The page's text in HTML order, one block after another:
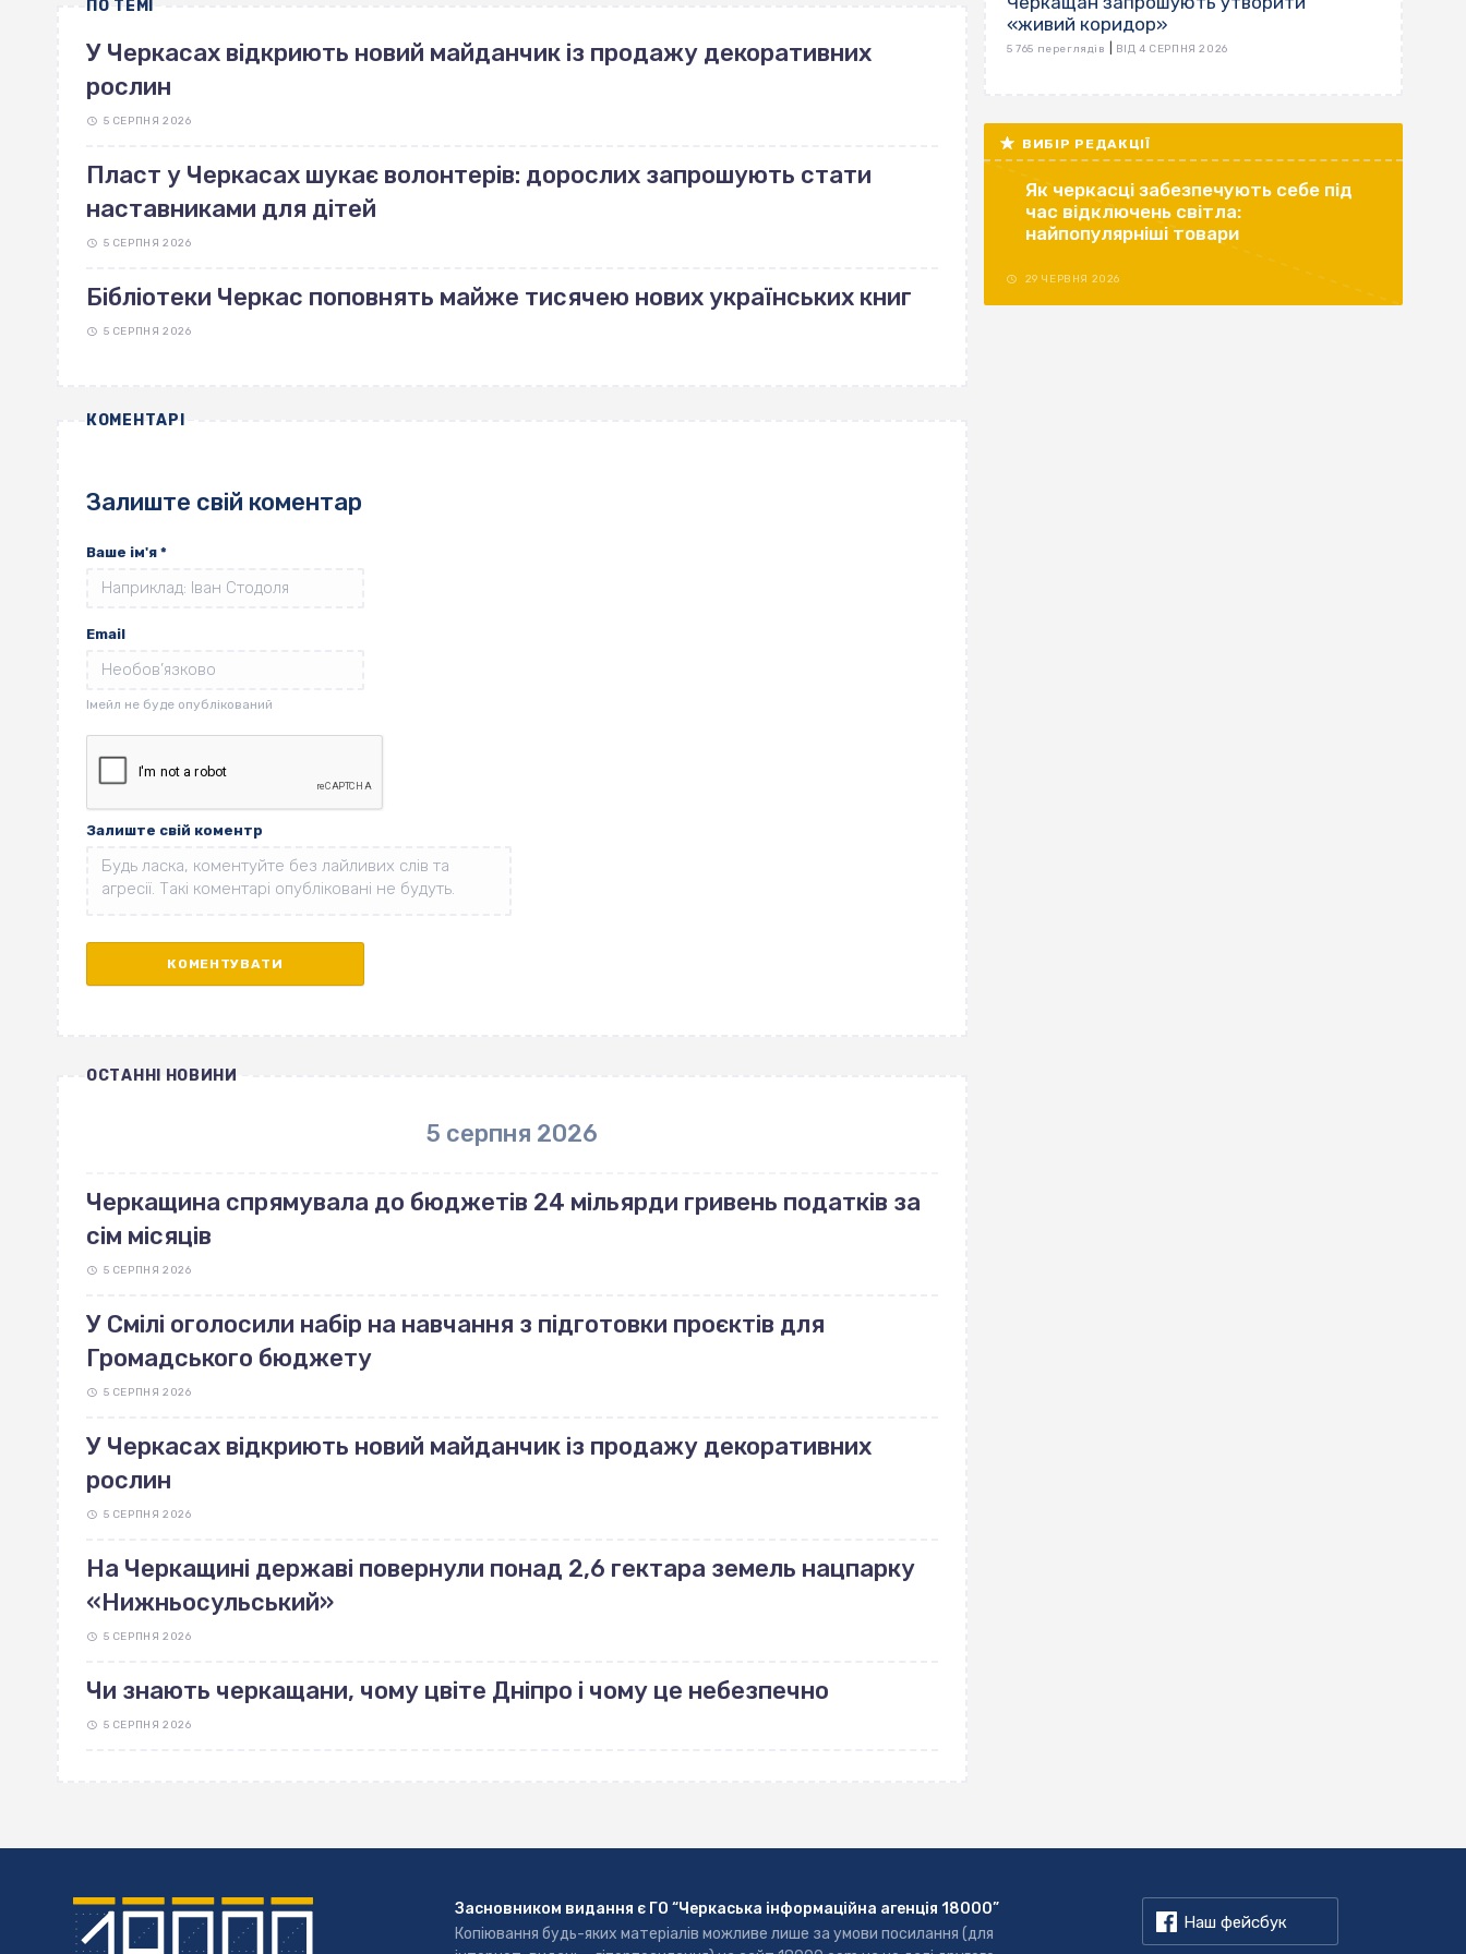
ПО ТЕМІ
У Черкасах відкриють новий майданчик із продажу декоративних
рослин
5 СЕРПНЯ 2026
Пласт у Черкасах шукає волонтерів: дорослих запрошують стати
наставниками для дітей
5 СЕРПНЯ 2026
Бібліотеки Черкас поповнять майже тисячею нових українських книг
5 СЕРПНЯ 2026
КОМЕНТАРІ
Залиште свій коментар
Ваше ім'я *
Email
Залиште свій коментр
ОСТАННІ НОВИНИ
5 серпня 2026
Черкащина спрямувала до бюджетів 24 мільярди гривень податків за
сім місяців
5 СЕРПНЯ 2026
У Смілі оголосили набір на навчання з підготовки проєктів для
Громадського бюджету
5 СЕРПНЯ 2026
У Черкасах відкриють новий майданчик із продажу декоративних
рослин
5 СЕРПНЯ 2026
На Черкащині державі повернули понад 2,6 гектара земель нацпарку
«Нижньосульський»
5 СЕРПНЯ 2026
Чи знають черкащани, чому цвіте Дніпро і чому це небезпечно
5 СЕРПНЯ 2026
«живий коридор»
5 765 переглядів ВІД 4 СЕРПНЯ 2026
ВИБІР РЕДАКЦІЇ
Як черкасці забезпечують себе під
час відключень світла:
найпопулярніші товари
29 ЧЕРВНЯ 2026
Засновником видання є ГО “Черкаська інформаційна агенція 18000”
Копіювання будь-яких матеріалів можливе лише за умови посилання (для
Наш фейсбук